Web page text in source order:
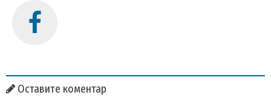
Оставите коментар